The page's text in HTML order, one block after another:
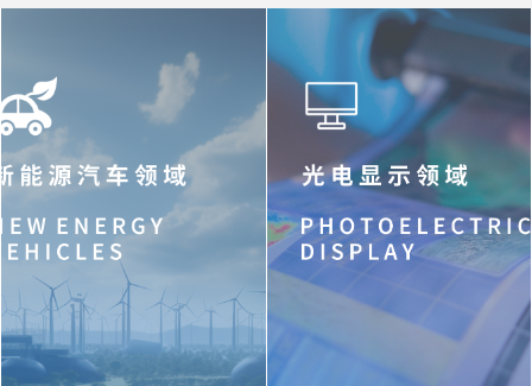
高性能聚酰亚胺薄
膜
POLYIMIDE
FILM
随我司提供各种规格的聚酰亚胺
薄膜，包括单拉、双拉黄色薄
新材料联合创新开
发
MATERIAL
INNOVATION ＆
DEVELOPMENT
博雅聚力在新材料开发领域拥有